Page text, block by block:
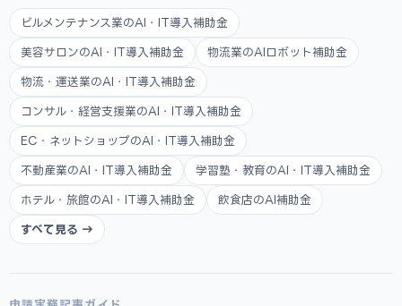
ビルメンテナンス業のAI・IT導入補助金
美容サロンのAI・IT導入補助金 物流業のAIロボット補助金
物流・運送業のAI・IT導入補助金
コンサル・経営支援業のAI・IT導入補助金
EC・ネットショップのAI・IT導入補助金
不動産業のAI・IT導入補助金 学習塾・教育のAI・IT導入補助金
ホテル・旅館のAI・IT導入補助金 飲食店のAI補助金
すべて見る →